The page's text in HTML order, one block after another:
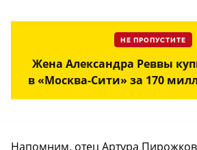
НЕ ПРОПУСТИТЕ
Жена Александра Реввы
в «Москва-Сити» за 170
Напомним, отец Артура